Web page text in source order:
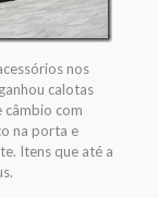
nos
calotas
câmbio com
na porta e
Itens que até a